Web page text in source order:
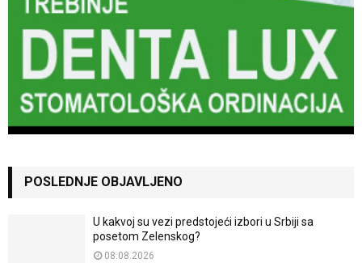
POSLEDNJE OBJAVLJENO
U kakvoj su vezi predstojeći izbori u Srbiji sa
posetom Zelenskog?
08.08.2026